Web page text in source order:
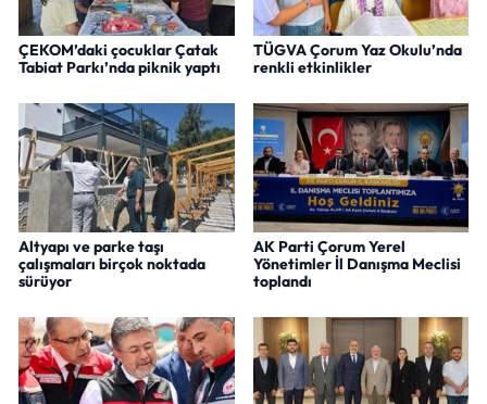
ÇEKOM’daki çocuklar Çatak
Tabiat Parkı’nda piknik yaptı
TÜGVA Çorum Yaz Okulu’nda
renkli etkinlikler
Altyapı ve parke taşı
çalışmaları birçok noktada
sürüyor
AK Parti Çorum Yerel
Yönetimler İl Danışma Meclisi
toplandı